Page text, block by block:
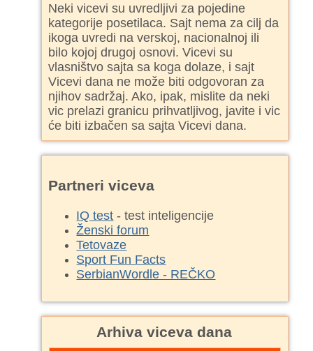
Neki vicevi su uvredljivi za pojedine
kategorije posetilaca. Sajt nema za cilj da
ikoga uvredi na verskoj, nacionalnoj ili
bilo kojoj drugoj osnovi. Vicevi su
vlasništvo sajta sa koga dolaze, i sajt
Vicevi dana ne može biti odgovoran za
njihov sadržaj. Ako, ipak, mislite da neki
vic prelazi granicu prihvatljivog, javite i vic
će biti izbačen sa sajta Vicevi dana.
Partneri viceva
IQ test - test inteligencije
Ženski forum
Tetovaze
Sport Fun Facts
SerbianWordle - REČKO
Arhiva viceva dana